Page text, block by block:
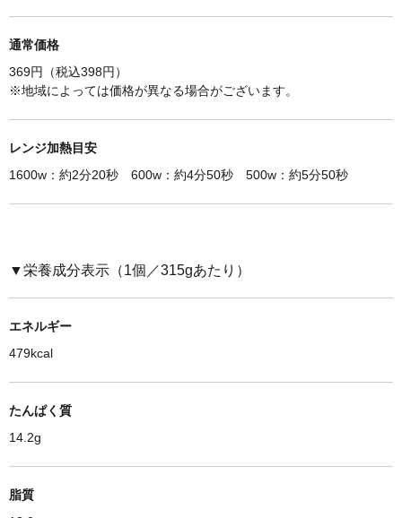
通常価格
369円（税込398円）
※地域によっては価格が異なる場合がございます。
レンジ加熱目安
1600w：約2分20秒 600w：約4分50秒 500w：約5分50秒
▼栄養成分表示（1個／315gあたり）
エネルギー
479kcal
たんぱく質
14.2g
脂質